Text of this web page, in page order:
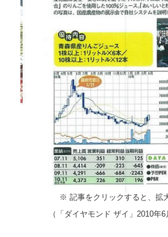
※ 記事をクリックすると、拡
（「ダイヤモンド ザイ」2010年6